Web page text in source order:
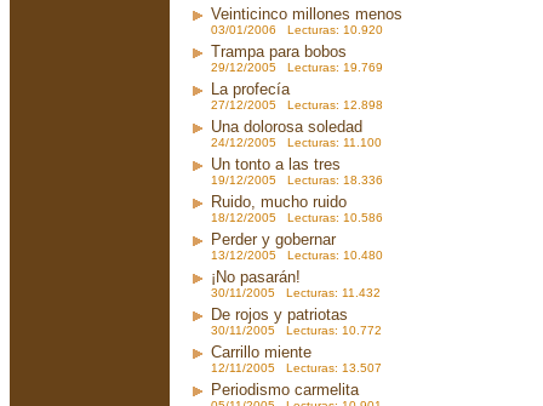
Veinticinco millones menos
03/01/2006 Lecturas: 10.920
Trampa para bobos
29/12/2005 Lecturas: 19.769
La profecía
27/12/2005 Lecturas: 12.898
Una dolorosa soledad
24/12/2005 Lecturas: 11.100
Un tonto a las tres
19/12/2005 Lecturas: 18.336
Ruido, mucho ruido
18/12/2005 Lecturas: 10.586
Perder y gobernar
13/12/2005 Lecturas: 10.480
¡No pasarán!
30/11/2005 Lecturas: 11.432
De rojos y patriotas
30/11/2005 Lecturas: 10.772
Carrillo miente
12/11/2005 Lecturas: 13.507
Periodismo carmelita